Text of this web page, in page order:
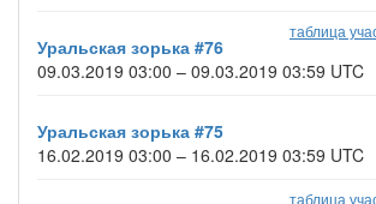
таблица
Уральская зорька #76
09.03.2019 03:00 – 09.03.2019 03:59 UTC
Уральская зорька #75
16.02.2019 03:00 – 16.02.2019 03:59 UTC
таблица